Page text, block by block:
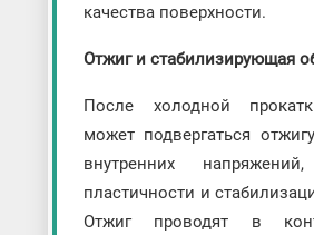
качества поверхности.
Отжиг и стабилизирующая
После холодной
может подвергаться
внутренних
пластичности и
Отжиг проводят в